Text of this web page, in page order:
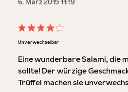
6. März 2015 11:19
Bewertung mit 4 von 5 Sternen
Unverwechselbar
Eine wunderbare Salami, die
sollte! Der würzige
Trüffel machen sie